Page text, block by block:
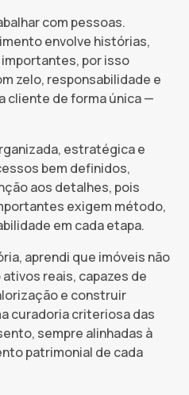
com pessoas.
envolve histórias,
por isso
zelo, responsabilidade e
cliente de forma única —
estratégica e
bem definidos,
aos detalhes, pois
exigem método,
em cada etapa.
aprendi que imóveis não
reais, capazes de
e construir
curadoria criteriosa das
sempre alinhadas à
patrimonial de cada